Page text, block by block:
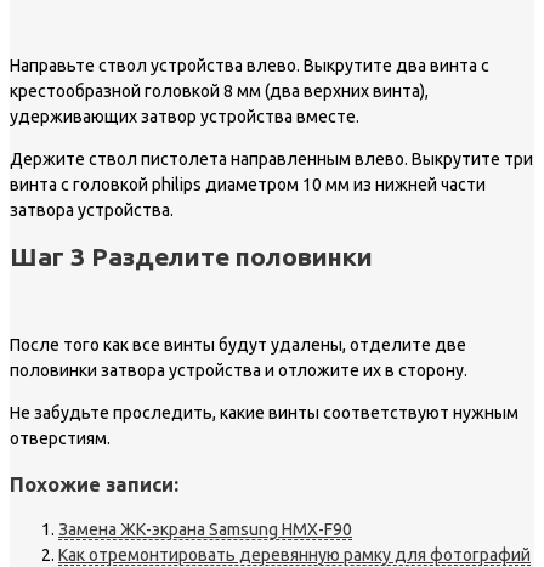
Направьте ствол устройства влево. Выкрутите два винта с
крестообразной головкой 8 мм (два верхних винта),
удерживающих затвор устройства вместе.
Держите ствол пистолета направленным влево. Выкрутите три
винта с головкой philips диаметром 10 мм из нижней части
затвора устройства.
Шаг 3 Разделите половинки
После того как все винты будут удалены, отделите две
половинки затвора устройства и отложите их в сторону.
Не забудьте проследить, какие винты соответствуют нужным
отверстиям.
Похожие записи:
Замена ЖК-экрана Samsung HMX-F90
Как отремонтировать деревянную рамку для фотографий